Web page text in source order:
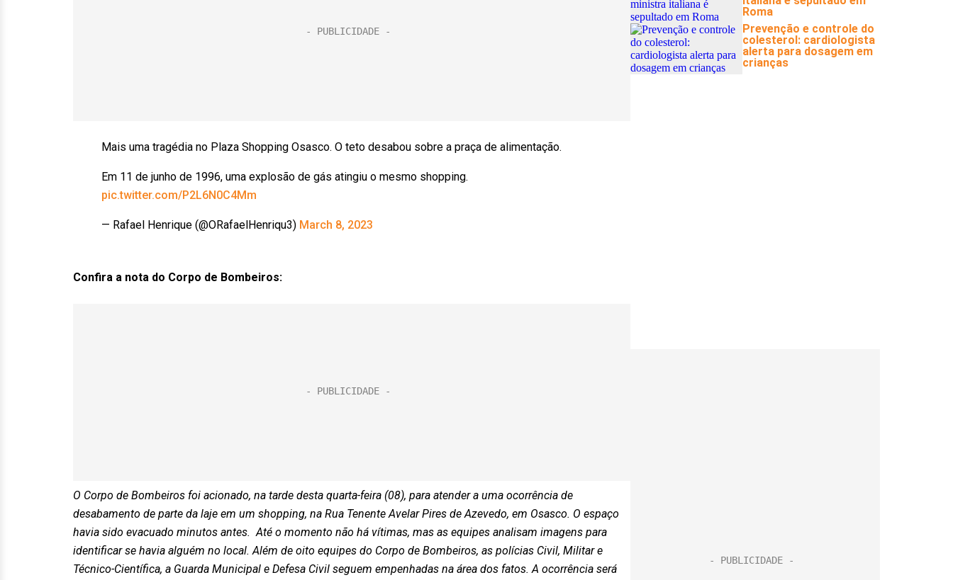
Mais uma tragédia no Plaza Shopping Osasco. O teto desabou sobre a praça de alimentação.
Em 11 de junho de 1996, uma explosão de gás atingiu o mesmo shopping.
pic.twitter.com/P2L6N0C4Mm
— Rafael Henrique (@ORafaelHenriqu3) March 8, 2023
Confira a nota do Corpo de Bombeiros:
O Corpo de Bombeiros foi acionado, na tarde desta quarta-feira (08), para atender a uma ocorrência de
desabamento de parte da laje em um shopping, na Rua Tenente Avelar Pires de Azevedo, em Osasco. O espaço
havia sido evacuado minutos antes. Até o momento não há vítimas, mas as equipes analisam imagens para
identificar se havia alguém no local. Além de oito equipes do Corpo de Bombeiros, as polícias Civil, Militar e
Técnico-Científica, a Guarda Municipal e Defesa Civil seguem empenhadas na área dos fatos. A ocorrência será